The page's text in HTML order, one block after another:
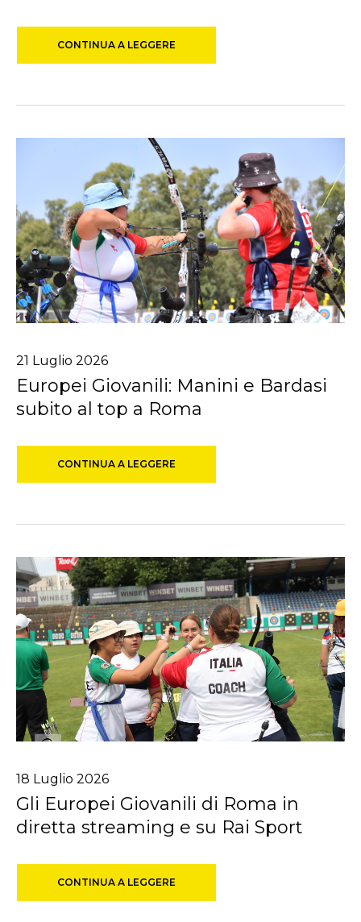
CONTINUA A LEGGERE
21 Luglio 2026
Europei Giovanili: Manini e Bardasi
subito al top a Roma
CONTINUA A LEGGERE
18 Luglio 2026
Gli Europei Giovanili di Roma in
diretta streaming e su Rai Sport
CONTINUA A LEGGERE